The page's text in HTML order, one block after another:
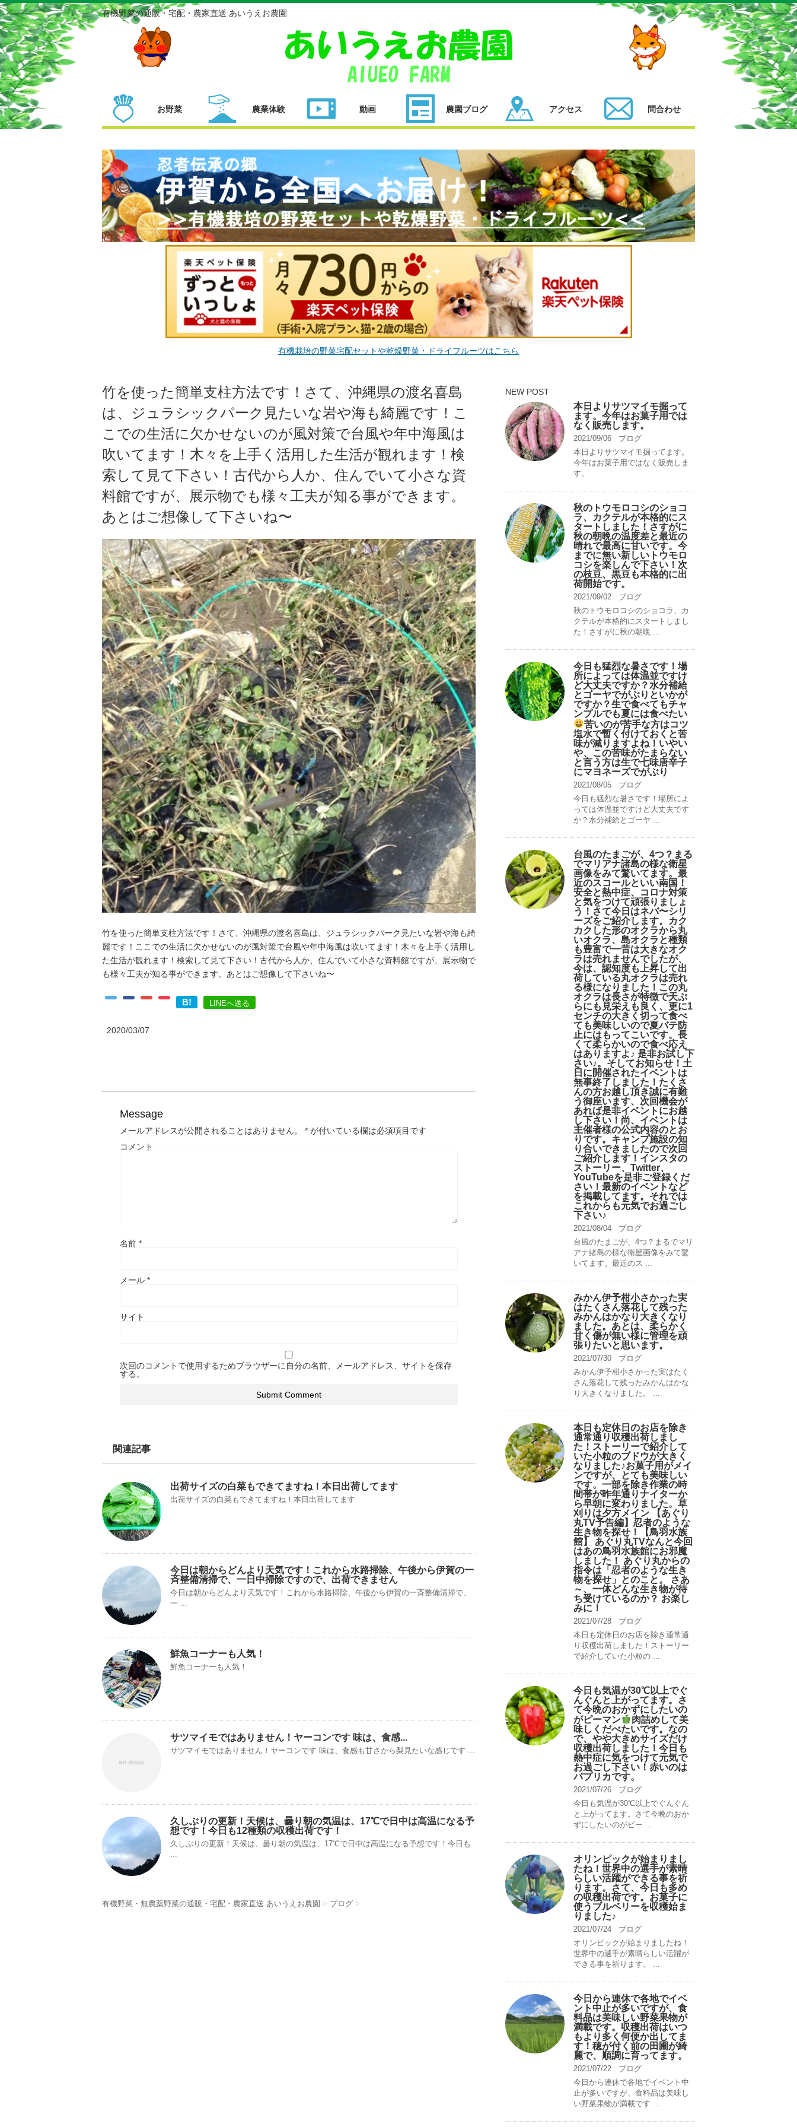
有機野菜の通販・宅配・農家直送 あいうえお農園
お野菜 農業体験 動画 農園ブログ アクセス 問合わせ
有機栽培の野菜宅配セットや乾燥野菜・ドライフルーツはこちら
竹を使った簡単支柱方法です！さて、沖縄県の渡名喜島
は、ジュラシックパーク見たいな岩や海も綺麗です！こ
こでの生活に欠かせないのが風対策で台風や年中海風は
吹いてます！木々を上手く活用した生活が観れます！検
索して見て下さい！古代から人か、住んでいて小さな資
料館ですが、展示物でも様々工夫が知る事ができます。
あとはご想像して下さいね〜
竹を使った簡単支柱方法です！さて、沖縄県の渡名喜島は、ジュラシックパーク見たいな岩や海も綺
麗です！ここでの生活に欠かせないのが風対策で台風や年中海風は吹いてます！木々を上手く活用し
た生活が観れます！検索して見て下さい！古代から人か、住んでいて小さな資料館ですが、展示物で
も様々工夫が知る事ができます。あとはご想像して下さいね〜
B! LINEへ送る
2020/03/07
Message
メールアドレスが公開されることはありません。 * が付いている欄は必須項目です
コメント
名前 *
メール *
サイト
次回のコメントで使用するためブラウザーに自分の名前、メールアドレス、サイトを保存
する。
関連記事
出荷サイズの白菜もできてますね！本日出荷してます
出荷サイズの白菜もできてますね！本日出荷してます
今日は朝からどんより天気です！これから水路掃除、午後から伊賀の一
斉整備清掃で、一日中掃除ですので、出荷できません
今日は朝からどんより天気です！これから水路掃除、午後から伊賀の一斉整備清掃で、
一 ...
鮮魚コーナーも人気！
鮮魚コーナーも人気！
サツマイモではありません！ヤーコンです 味は、食感...
サツマイモではありません！ヤーコンです 味は、食感も甘さから梨見たいな感じです ...
久しぶりの更新！天候は、曇り朝の気温は、17℃で日中は高温になる予
想です！今日も12種類の収穫出荷です！
久しぶりの更新！天候は、曇り朝の気温は、17℃で日中は高温になる予想です！今日も
有機野菜・無農薬野菜の通販・宅配・農家直送 あいうえお農園 > ブログ >
NEW POST
本日よりサツマイモ掘って
ます。今年はお菓子用では
なく販売します。
2021/09/06
ブログ
本日よりサツマイモ掘ってます。
今年はお菓子用ではなく販売しま
す。
秋のトウモロコシのショコ
ラ、カクテルが本格的にス
タートしました！さすがに
秋の朝晩の温度差と最近の
晴れで最高に甘いです。今
までに無い新しいトウモロ
コシを楽しんで下さい！次
の枝豆、黒豆も本格的に出
荷開始です。
2021/09/02
ブログ
秋のトウモロコシのショコラ、カ
クテルが本格的にスタートしまし
た！さすがに秋の朝晩 ...
今日も猛烈な暑さです！場
所によっては体温並ですけ
ど大丈夫ですか？水分補給
とゴーヤでがぶりといかが
ですか？生で食べてもチャ
ンプルでも夏には食べたい
苦いのが苦手な方はコツ
塩水で暫く付けておくと苦
味が減りますよね！いやい
や、この苦味がたまらない
と言う方は生で七味唐辛子
にマヨネーズでがぶり
2021/08/05
ブログ
今日も猛烈な暑さです！場所によ
っては体温並ですけど大丈夫です
か？水分補給とゴーヤ ...
台風のたまごが、4つ？まる
でマリアナ諸島の様な衛星
画像をみて驚いてます。最
近のスコールといい南国！
安全と熱中症、コロナ対策
と気をつけて頑張りましょ
う！さて今日はネバ〜シリ
ーズをご紹介します。カク
カクした形のオクラから丸
いオクラ、島オクラと種類
も豊富で一昔は大きなオク
ラは売れませんでしたが、
今は、認知度も上昇して出
荷している丸オクラは売れ
る様になりました！この丸
オクラは長さが特徴で天ぷ
らにも見栄えも良く、更に1
センチの大きく切って食べ
ても美味しいので夏バテ防
止にはもってこいです。長
くて柔らかいので食べ応え
はありますよ♪ 是非お試し下
さい♪。そしてお知らせ！土
日に開催されたイベントは
無事終了しました！たくさ
んの方お越し頂き誠に有難
う御座います、次回機会が
あれば是非イベントにお越
し下さい！尚、イベントは
主催者様の公式内容のとお
りです。キャンプ️施設の知
り合いできましたので次回
ご紹介します！インスタの
ストーリー、Twitter、
YouTubeを是非ご登録くだ
さい！最新のイベントなど
を掲載してます。それでは
これからも元気でお過ごし
下さい♪
2021/08/04
ブログ
台風のたまごが、4つ？まるでマリ
アナ諸島の様な衛星画像をみて驚
いてます。最近のス ...
みかん伊予柑小さかった実
はたくさん落花して残った
みかんはかなり大きくなり
ました。あとは、柔らかく
甘く傷が無い様に管理を頑
張りたいと思います。
2021/07/30
ブログ
みかん伊予柑小さかった実はたく
さん落花して残ったみかんはかな
り大きくなりました。 ...
本日も定休日のお店を除き
通常通り収穫出荷しまし
た！ストーリーで紹介して
いた小粒のブドウが大きく
なりました♪お菓子用がメイ
ンですが、とても美味しい
です。一部を除き作業の時
間帯が昨年通りナイターか
ら早朝に変わりました。草
刈りは夕方メイン 【あぐり
丸TV予告編】忍者のような
生き物を探せ！【鳥羽水族
館】 あぐり丸TVなんと今回
はあの鳥羽水族館にお邪魔
しました！ あぐり丸からの
指令は「忍者のような生き
物を探せ」とのこと。 さあ
～、一体どんな生き物が待
ち受けているのか？ お楽し
みに！
2021/07/28
ブログ
本日も定休日のお店を除き通常通
り収穫出荷しました！ストーリー
で紹介していた小粒の ...
今日も気温が30℃以上でぐ
んぐんと上がってます。さ
て今晩のおかずにしたいの
がピーマン
肉詰めして美
味しくだべたいです。なの
で、やや大きめサイズだけ
収穫出荷しました！今日も
熱中症に気をつけて元気で
お過ごし下さい！赤いのは
パプリカです。
2021/07/26
ブログ
今日も気温が30℃以上でぐんぐん
と上がってます。さて今晩のおか
ずにしたいのがピー ...
オリンピックが始まりまし
たね！世界中の選手が素晴
らしい活躍ができる事を祈
ります。さて、今日も多め
の収穫出荷です。お菓子に
使うブルベリーを収穫始ま
りました♪
2021/07/24
ブログ
オリンピックが始まりましたね！
世界中の選手が素晴らしい活躍が
できる事を祈ります。 ...
今日から連休で各地でイベ
ント中止が多いですが、食
料品は美味しい野菜果物が
満載です。収穫出荷はいつ
もより多く何便か出してま
す！穂が付く前の田圃が綺
麗で、順調に育ってます。
2021/07/22
ブログ
今日から連休で各地でイベント中
止が多いですが、食料品は美味し
い野菜果物が満載です ...